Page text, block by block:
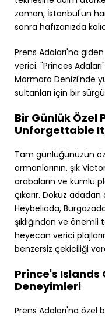
zaman, İstanbul'un
sonra hafızanızda
Prens Adaları'na
verici. "Princes
Marmara Denizi'nde
sultanları için bir
Bir Günlük Özel
Unforgettable
Tam günlüğünüzün
ormanlarının, şık
arabaların ve kumlu
çıkarır. Dokuz
Heybeliada,
şıklığından ve
heyecan verici
benzersiz çekiciliği
Prince's Islands
Deneyimleri
Prens Adaları'na özel